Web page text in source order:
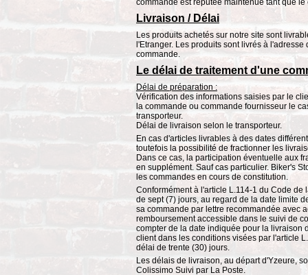
commande est réputée maintenue tant que
Livraison / Délai
Les produits achetés sur notre site sont
l'Etranger. Les produits sont livrés à
commande.
Le délai de traitement d'une
Délai de préparation :
Vérification des informations saisies par le
la commande ou commande fournisseur le
transporteur.
Délai de livraison selon le transporteur.
En cas d'articles livrables à des dates
toutefois la possibilité de fractionner les
Dans ce cas, la participation éventuelle aux
en supplément. Sauf cas particulier. Biker's
les commandes en cours de constitution.
Conformément à l'article L.114-1 du Code
de sept (7) jours, au regard de la date limite
sa commande par lettre recommandée avec
remboursement accessible dans le suivi de
compter de la date indiquée pour la livraison
client dans les conditions visées par l'article
délai de trente (30) jours.
Les délais de livraison, au départ d'Yzeure,
Colissimo Suivi par La Poste.